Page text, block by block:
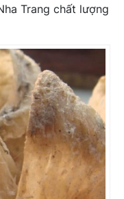
Trang chất lượng